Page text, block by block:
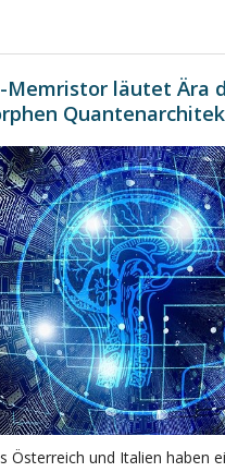
Memristor läutet Ära
Österreich und Italien haben